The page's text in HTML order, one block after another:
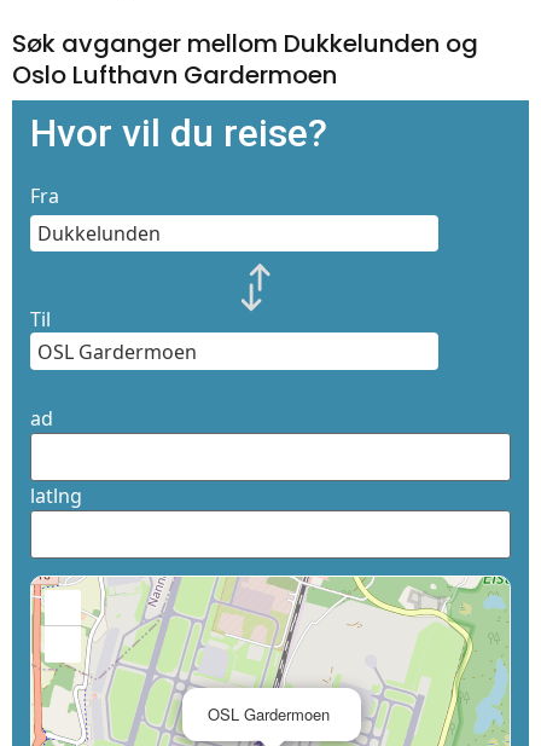
Søk avganger mellom Dukkelunden og
Oslo Lufthavn Gardermoen
Hvor vil du reise?
Fra
Til
ad
latlng
OSL Gardermoen